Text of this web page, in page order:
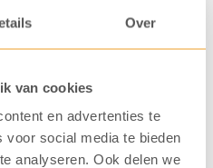
Over
van cookies
en advertenties te
voor social media te bieden
analyseren. Ook delen we